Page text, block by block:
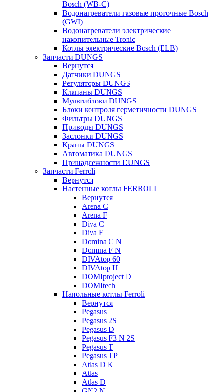
Bosch (WB-C)
Водонагреватели газовые проточные Bosch
(GWI)
Водонагреватели электрические
накопительные Tronic
Котлы электрические Bosch (ELB)
Запчасти DUNGS
Вернутся
Датчики DUNGS
Регуляторы DUNGS
Клапаны DUNGS
Мультиблоки DUNGS
Блоки контроля герметичности DUNGS
Фильтры DUNGS
Приводы DUNGS
Заслонки DUNGS
Краны DUNGS
Автоматика DUNGS
Принадлежности DUNGS
Запчасти Ferroli
Вернутся
Настенные котлы FERROLI
Вернутся
Arena C
Arena F
Diva C
Diva F
Domina C N
Domina F N
DIVAtop 60
DIVAtop H
DOMIproject D
DOMItech
Напольные котлы Ferroli
Вернутся
Pegasus
Pegasus 2S
Pegasus D
Pegasus F3 N 2S
Pegasus T
Pegasus TP
Atlas D K
Atlas
Atlas D